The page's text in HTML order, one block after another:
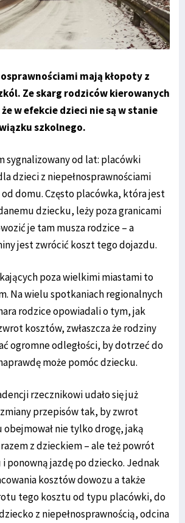
mają kłopoty z
Ze skarg rodziców kierowanych
w efekcie dzieci nie są w stanie
szkolnego.
sygnalizowany od lat: placówki
dzieci z niepełnosprawnościami
domu. Często placówka, która jest
dziecku, leży poza granicami
je tam musza rodzice – a
jest zwrócić koszt tego dojazdu.
poza wielkimi miastami to
Na wielu spotkaniach regionalnych
rodzice opowiadali o tym, jak
kosztów, zwłaszcza że rodziny
ogromne odległości, by dotrzeć do
może pomóc dziecku.
rzecznikowi udało się już
przepisów tak, by zwrot
nie tylko drogę, jaką
z dzieckiem – ale też powrót
ponowną jazdę po dziecko. Jednak
kosztów dowozu a także
tego kosztu od typu placówki, do
z niepełnosprawnością, odcina